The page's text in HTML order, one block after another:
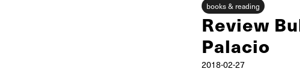
books & reading
Review
Palacio
2018-02-27